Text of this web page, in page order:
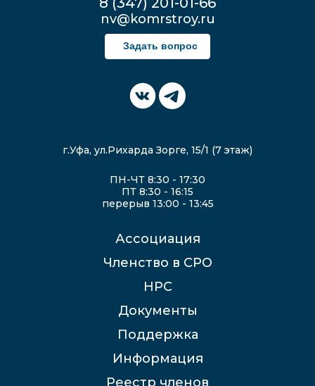
nv@komrstroy.ru
Задать вопрос
г.Уфа, ул.Рихарда Зорге, 15/1 (7 этаж)
ПН-ЧТ 8:30 - 17:30
ПТ 8:30 - 16:15
перерыв 13:00 - 13:45
Ассоциация
Членство в СРО
НРС
Документы
Поддержка
Информация
Реестр членов